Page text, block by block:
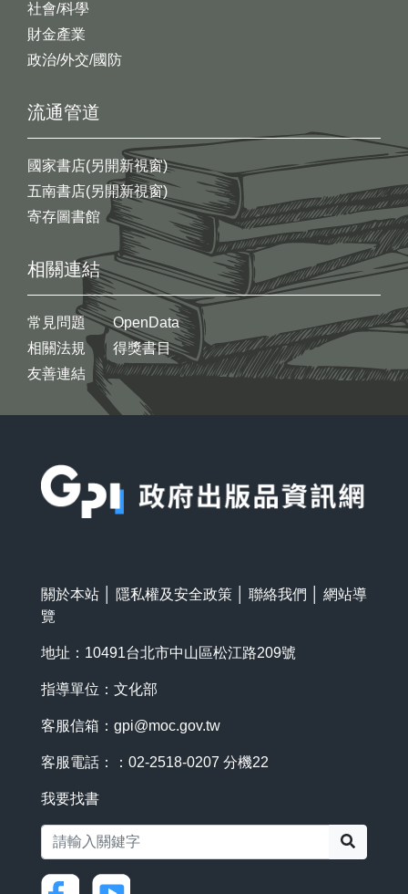
社會/科學
財金產業
政治/外交/國防
流通管道
國家書店(另開新視窗)
五南書店(另開新視窗)
寄存圖書館
相關連結
常見問題
相關法規
友善連結
OpenData
得獎書目
關於本站 隱私權及安全政策 聯絡我們
網站導
覽
地址：10491台北市中山區松江路209號
指導單位：文化部
客服信箱： gpi@moc.gov.tw
客服電話：：02-2518-0207 分機22
我要找書